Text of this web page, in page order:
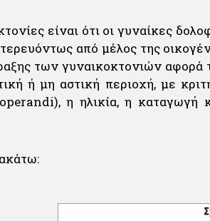
είναι ότι οι γυναίκες
από μέλος της
των γυναικοκτονιών αφορά
ή μη αστική περιοχή, με
η ηλικία, η καταγωγή